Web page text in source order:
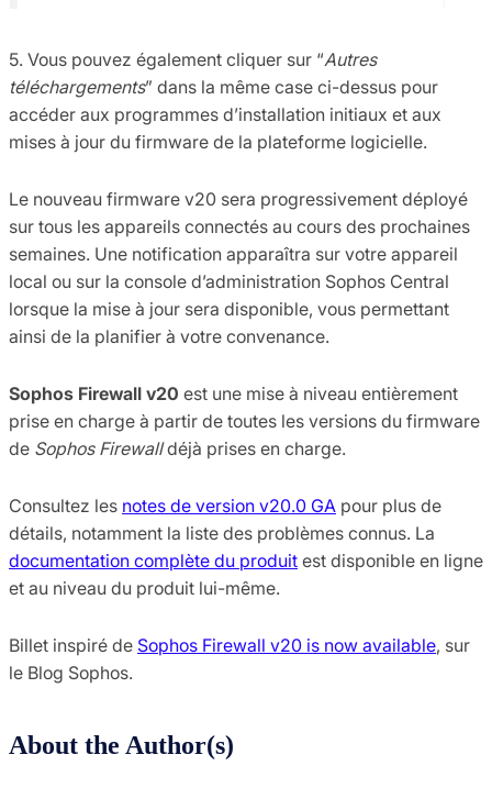
5. Vous pouvez également cliquer sur “Autres
téléchargements” dans la même case ci-dessus pour
accéder aux programmes d’installation initiaux et aux
mises à jour du firmware de la plateforme logicielle.
Le nouveau firmware v20 sera progressivement déployé
sur tous les appareils connectés au cours des prochaines
semaines. Une notification apparaîtra sur votre appareil
local ou sur la console d’administration Sophos Central
lorsque la mise à jour sera disponible, vous permettant
ainsi de la planifier à votre convenance.
Sophos Firewall v20 est une mise à niveau entièrement
prise en charge à partir de toutes les versions du firmware
de Sophos Firewalldéjà prises en charge.
Consultez les notes de version v20.0 GA pour plus de
détails, notamment la liste des problèmes connus. La
documentation complète du produit est disponible en ligne
et au niveau du produit lui-même.
Billet inspiré de Sophos Firewall v20 is now available, sur
le Blog Sophos.
About the Author(s)